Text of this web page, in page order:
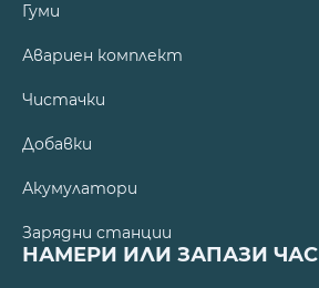
Гуми
Авариен комплект
Чистачки
Добавки
Акумулатори
Зарядни станции
НАМЕРИ ИЛИ ЗАПАЗИ ЧАС